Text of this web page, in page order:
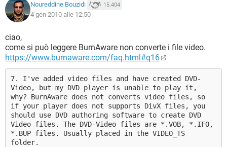
Noureddine Bouzidi 15.404
4 gen 2010 alle 12:50
ciao,
come si può leggere BurnAware non converte i file video.
https://www.burnaware.com/faq.html#q16
7. I've added video files and have created DVD-
Video, but my DVD player is unable to play it,
why? BurnAware does not converts video files, so
if your player does not supports DivX files, you
should use DVD authoring software to create DVD
Video files. The DVD-Video files are *.VOB, *.IFO,
*.BUP files. Usually placed in the VIDEO_TS
folder.